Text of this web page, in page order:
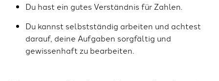
Du hast ein gutes Verständnis für Zahlen.
Du kannst selbstständig arbeiten und achtest
darauf, deine Aufgaben sorgfältig und
gewissenhaft zu bearbeiten.